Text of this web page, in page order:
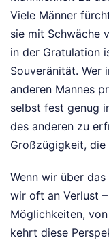
Viele Männer
sie mit Schwäche
in der Gratulation
Souveränität. Wer
anderen Mannes
selbst fest genug
des anderen zu
Großzügigkeit,
Wenn wir über
wir oft an Verlust
Möglichkeiten,
kehrt diese